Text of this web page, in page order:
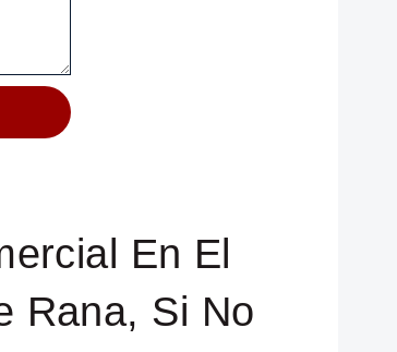
En El
Rana, Si No